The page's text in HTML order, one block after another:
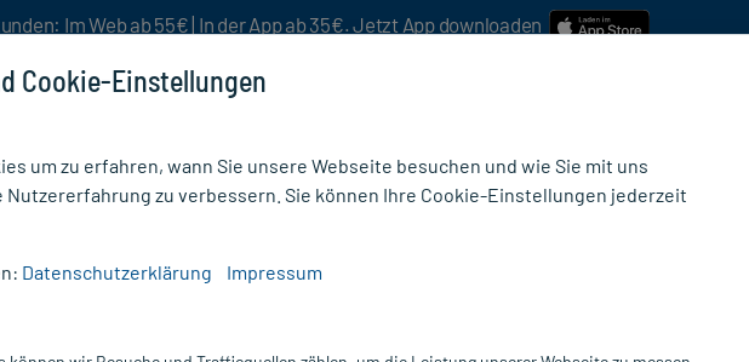
Im Web ab 55€ | In der App ab 35€. Jetzt App downloaden
Cookie-Einstellungen
um zu erfahren, wann Sie unsere Webseite besuchen und wie Sie mit uns
Nutzererfahrung zu verbessern. Sie können Ihre Cookie-Einstellungen jederzeit
Datenschutzerklärung Impressum